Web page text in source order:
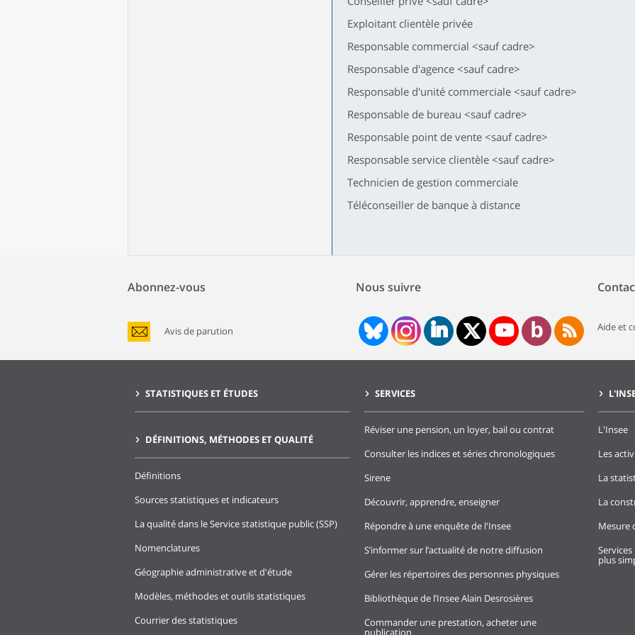
Exploitant clientèle privée
Responsable commercial <sauf cadre>
Responsable d'agence <sauf cadre>
Responsable d'unité commerciale <sauf cadre>
Responsable de bureau <sauf cadre>
Responsable point de vente <sauf cadre>
Responsable service clientèle <sauf cadre>
Technicien de gestion commerciale
Téléconseiller de banque à distance
Abonnez-vous
Avis de parution
Nous suivre
Aide et
STATISTIQUES ET ÉTUDES
DÉFINITIONS, MÉTHODES ET QUALITÉ
Définitions
Sources statistiques et indicateurs
La qualité dans le Service statistique public (SSP)
Nomenclatures
Géographie administrative et d'étude
Modèles, méthodes et outils statistiques
Courrier des statistiques
SERVICES
Réviser une pension, un loyer, bail ou contrat
Consulter les indices et séries chronologiques
Sirene
Découvrir, apprendre, enseigner
Répondre à une enquête de l'Insee
S’informer sur l’actualité de notre diffusion
Gérer les répertoires des personnes physiques
Bibliothèque de l’Insee Alain Desrosières
Commander une prestation, acheter une
publication
L'Insee
Les
La
La
Mesure
plus